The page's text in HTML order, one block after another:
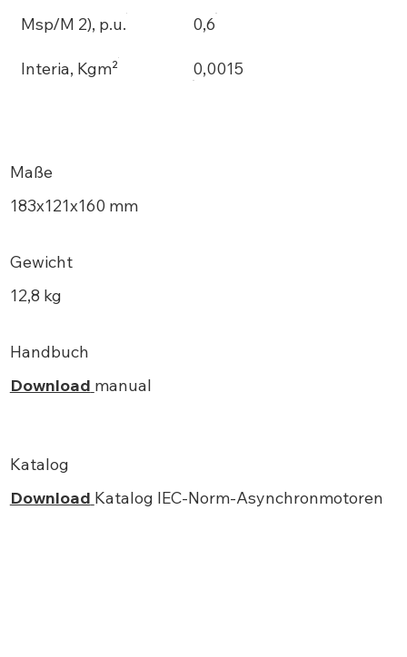
Msp/M 2), p.u. 0,6
Interia, Kgm² 0,0015
Maße
183х121x160 mm
Gewicht
12,8 kg
Handbuch
Download manual
Katalog
Download Katalog IEC-Norm-Asynchronmotoren